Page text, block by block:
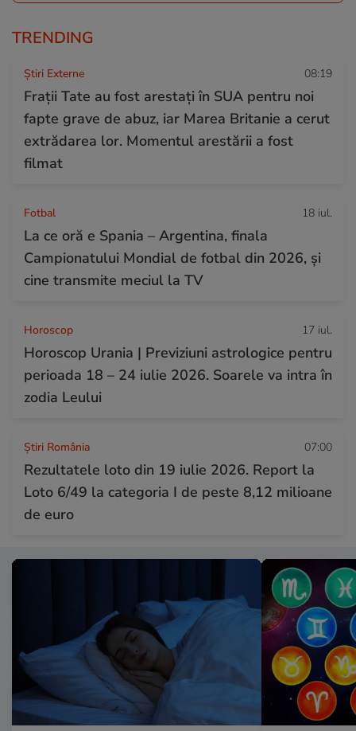
TRENDING
Știri Externe 08:19
Frații Tate au fost arestați în SUA pentru noi
fapte grave de abuz, iar Marea Britanie a cerut
extrădarea lor. Momentul arestării a fost
filmat
Fotbal 18 iul.
La ce oră e Spania – Argentina, finala
Campionatului Mondial de fotbal din 2026, și
cine transmite meciul la TV
Horoscop 17 iul.
Horoscop Urania | Previziuni astrologice pentru
perioada 18 – 24 iulie 2026. Soarele va intra în
zodia Leului
Știri România 07:00
Rezultatele loto din 19 iulie 2026. Report la
Loto 6/49 la categoria I de peste 8,12 milioane
de euro